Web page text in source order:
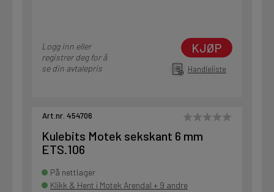
Logg inn eller
registrer deg for å
se din avtalepris
KJØP
Handleliste
Art.nr. 454706
Kulebits Motek sekskant 6 mm
ETS.106
På nettlager
Klikk & Hent i Motek Arendal + 9 andre